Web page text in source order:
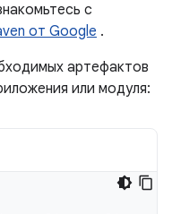
с
от Google .
артефактов
или модуля: